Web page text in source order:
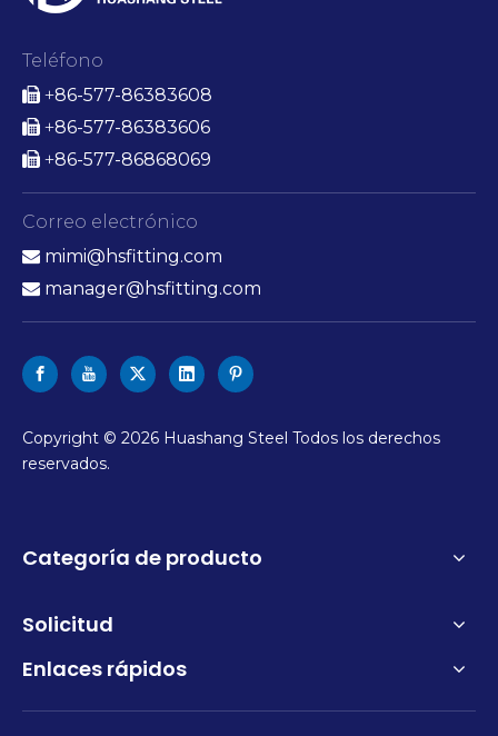
Teléfono
 +86-577-86383608
 +86-577-86383606
 +86-577-86868069
Correo electrónico
 mimi@hsfitting.com
 manager@hsfitting.com
Copyright © 2026 Huashang Steel Todos los derechos
reservados.
Categoría de producto
Solicitud
Enlaces rápidos